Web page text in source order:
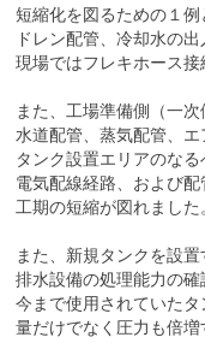
短縮化を図るための１例
ドレン配管、冷却水の
現場ではフレキホース接
また、工場準備側（一
水道配管、蒸気配管、
タンク設置エリアのな
電気配線経路、および
工期の短縮が図れました。
また、新規タンクを設
排水設備の処理能力の確
今まで使用されていたタ
量だけでなく圧力も倍